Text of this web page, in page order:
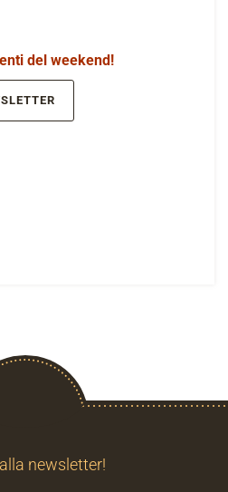
del weekend!
newsletter!